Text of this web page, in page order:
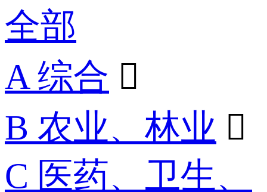
全部
A 综合 
B 农业、林业 
C 医药、卫生、